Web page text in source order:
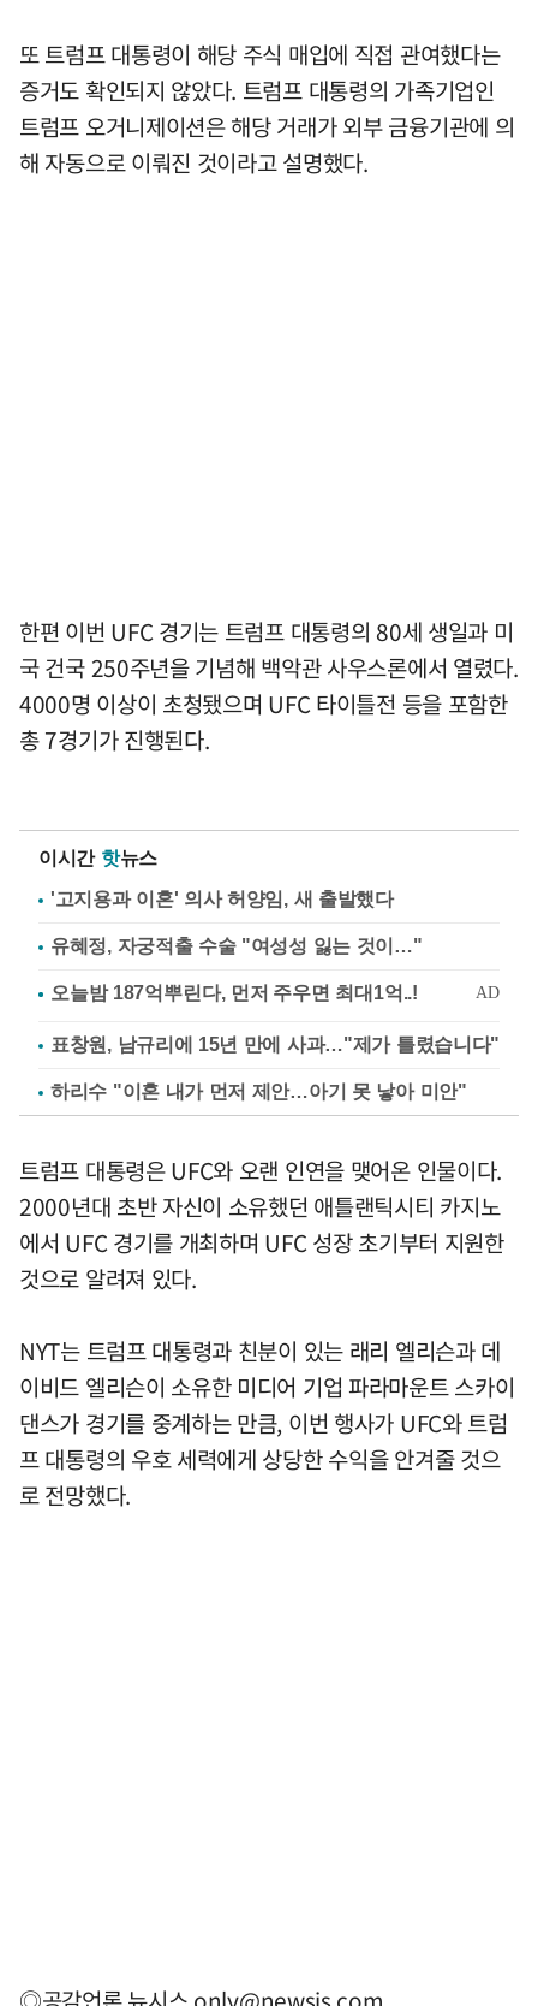
또 트럼프 대통령이 해당 주식 매입에 직접 관여했다는
증거도 확인되지 않았다. 트럼프 대통령의 가족기업인
트럼프 오거니제이션은 해당 거래가 외부 금융기관에 의
해 자동으로 이뤄진 것이라고 설명했다.
한편 이번 UFC 경기는 트럼프 대통령의 80세 생일과 미
국 건국 250주년을 기념해 백악관 사우스론에서 열렸다.
4000명 이상이 초청됐으며 UFC 타이틀전 등을 포함한
총 7경기가 진행된다.
이시간 핫뉴스
'고지용과 이혼' 의사 허양임, 새 출발했다
유혜정, 자궁적출 수술 "여성성 잃는 것이…"
표창원, 남규리에 15년 만에 사과…"제가 틀렸습니다"
하리수 "이혼 내가 먼저 제안…아기 못 낳아 미안"
트럼프 대통령은 UFC와 오랜 인연을 맺어온 인물이다.
2000년대 초반 자신이 소유했던 애틀랜틱시티 카지노
에서 UFC 경기를 개최하며 UFC 성장 초기부터 지원한
것으로 알려져 있다.
NYT는 트럼프 대통령과 친분이 있는 래리 엘리슨과 데
이비드 엘리슨이 소유한 미디어 기업 파라마운트 스카이
댄스가 경기를 중계하는 만큼, 이번 행사가 UFC와 트럼
프 대통령의 우호 세력에게 상당한 수익을 안겨줄 것으
로 전망했다.